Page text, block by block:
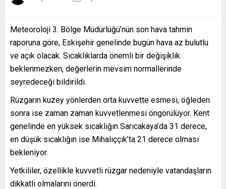
Meteoroloji 3. Bölge Müdürlüğü’nün son hava tahmin
raporuna göre, Eskişehir genelinde bugün hava az bulutlu
ve açık olacak. Sıcaklıklarda önemli bir değişiklik
beklenmezken, değerlerin mevsim normallerinde
seyredeceği bildirildi.
Rüzgarın kuzey yönlerden orta kuvvette esmesi, öğleden
sonra ise zaman zaman kuvvetlenmesi öngörülüyor. Kent
genelinde en yüksek sıcaklığın Sarıcakaya’da 31 derece,
en düşük sıcaklığın ise Mihalıççık’ta 21 derece olması
bekleniyor.
Yetkililer, özellikle kuvvetli rüzgar nedeniyle vatandaşların
dikkatli olmalarını önerdi.